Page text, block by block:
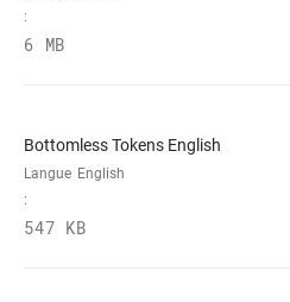
:
6 MB
Bottomless Tokens English
Langue
:
English
547 KB